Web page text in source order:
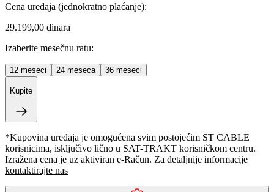
Cena uređaja (jednokratno plaćanje):
29.199,00 dinara
Izaberite mesečnu ratu:
12 meseci 24 meseca 36 meseci
Kupite
*Kupovina uređaja je omogućena svim postojećim ST CABLE
korisnicima, isključivo lično u SAT-TRAKT korisničkom centru.
Izražena cena je uz aktiviran e-Račun. Za detaljnije informacije
kontaktirajte nas